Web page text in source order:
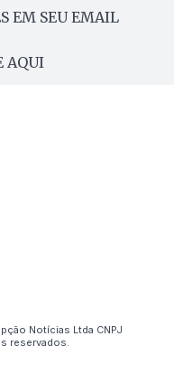
EM SEU EMAIL
AQUI
Notícias Ltda CNPJ
reservados.